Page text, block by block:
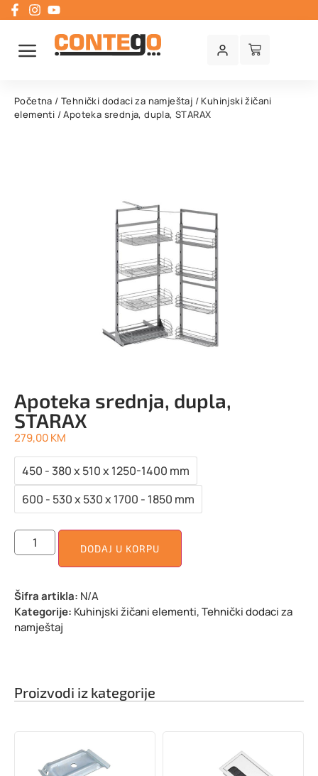
Početna /Tehnički dodaci za namještaj / Kuhinjski žičani
elementi / Apoteka srednja, dupla, STARAX
Apoteka srednja, dupla,
STARAX
279,00KM
450 - 380 x 510 x 1250-1400 mm
600 - 530 x 530 x 1700 - 1850 mm
DODAJ U KORPU
Šifra artikla: N/A
Kategorije: Kuhinjski žičani elementi,Tehnički dodaci za
namještaj
Proizvodi iz kategorije